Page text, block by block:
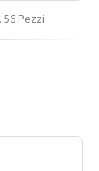
56 Pezzi